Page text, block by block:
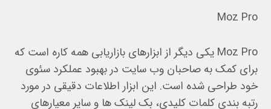
Moz Pro
Moz Pro یکی دیگر از ابزارهای بازاریابی همه کاره است که
برای کمک به صاحبان وب سایت در بهبود عملکرد سئوی
خود طراحی شده است. این ابزار اطلاعات دقیقی در مورد
رتبه بندی کلمات کلیدی، بک لینک ها و سایر معیارهای